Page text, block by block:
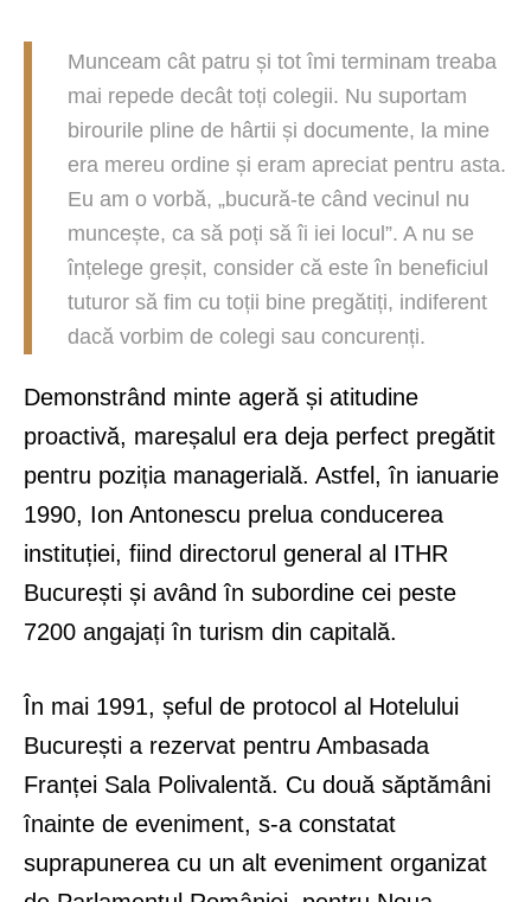
Munceam cât patru și tot îmi terminam treaba
mai repede decât toți colegii. Nu suportam
birourile pline de hârtii și documente, la mine
era mereu ordine și eram apreciat pentru asta.
Eu am o vorbă, „bucură-te când vecinul nu
muncește, ca să poți să îi iei locul”. A nu se
înțelege greșit, consider că este în beneficiul
tuturor să fim cu toții bine pregătiți, indiferent
dacă vorbim de colegi sau concurenți.
Demonstrând minte ageră și atitudine
proactivă, mareșalul era deja perfect pregătit
pentru poziția managerială. Astfel, în ianuarie
1990, Ion Antonescu prelua conducerea
instituției, fiind directorul general al ITHR
București și având în subordine cei peste
7200 angajați în turism din capitală.
În mai 1991, șeful de protocol al Hotelului
București a rezervat pentru Ambasada
Franței Sala Polivalentă. Cu două săptămâni
înainte de eveniment, s-a constatat
suprapunerea cu un alt eveniment organizat